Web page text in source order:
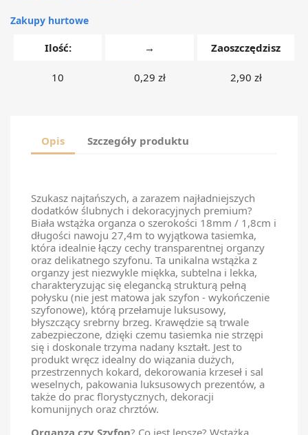
Zakupy hurtowe
Ilość: → Zaoszczędzisz
10 0,29 zł 2,90 zł
Opis Szczegóły produktu
Szukasz najtańszych, a zarazem najładniejszych
dodatków ślubnych i dekoracyjnych premium?
Biała wstążka organza o szerokości 18mm / 1,8cm i
długości nawoju 27,4m to wyjątkowa tasiemka,
która idealnie łączy cechy transparentnej organzy
oraz delikatnego szyfonu. Ta unikalna wstążka z
organzy jest niezwykle miękka, subtelna i lekka,
charakteryzując się elegancką strukturą pełną
połysku (nie jest matowa jak szyfon - wykończenie
szyfonowe), którą przełamuje luksusowy,
błyszczący srebrny brzeg. Krawędzie są trwale
zabezpieczone, dzięki czemu tasiemka nie strzępi
się i doskonale trzyma nadany kształt. Jest to
produkt wręcz idealny do wiązania dużych,
przestrzennych kokard, dekorowania krzeseł i sal
weselnych, pakowania luksusowych prezentów, a
także do prac florystycznych, dekoracji
komunijnych oraz chrztów.
Organza czy Szyfon? Co jest lepsze? Wstążka